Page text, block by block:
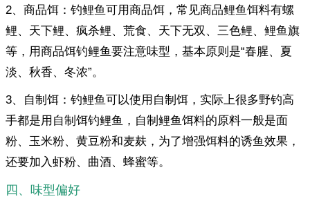
2、商品饵：钓鲤鱼可用商品饵，常见商品鲤鱼饵料有螺
鲤、天下鲤、疯杀鲤、荒食、天下无双、三色鲤、鲤鱼旗
等，用商品饵钓鲤鱼要注意味型，基本原则是“春腥、夏
淡、秋香、冬浓”。
3、自制饵：钓鲤鱼可以使用自制饵，实际上很多野钓高
手都是用自制饵钓鲤鱼，自制鲤鱼饵料的原料一般是面
粉、玉米粉、黄豆粉和麦麸，为了增强饵料的诱鱼效果，
还要加入虾粉、曲酒、蜂蜜等。
四、味型偏好